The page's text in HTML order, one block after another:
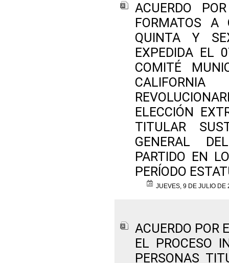
ACUERDO
FORMATOS A
QUINTA Y
EXPEDIDA EL
COMITÉ
ELECCIÓN
TITULAR
GENERAL
PARTIDO EN
PERÍODO
JUEVES, 9 DE JULIO DE
ACUERDO POR
EL PROCESO
PERSONAS